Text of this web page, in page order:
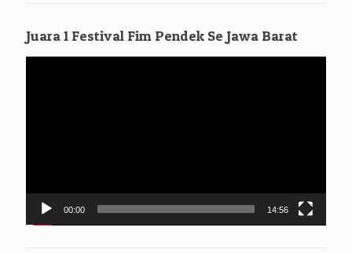
Juara 1 Festival Fim Pendek Se Jawa Barat
00:00 14:56